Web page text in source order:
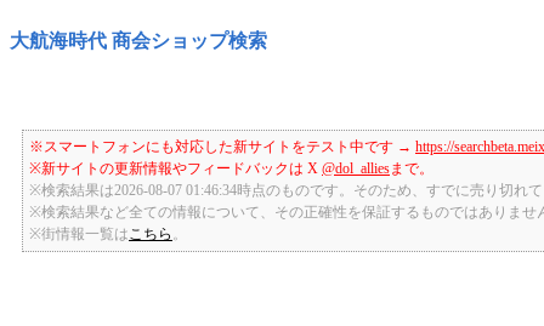
大航海時代 商会ショップ検索
※スマートフォンにも対応した新サイトをテスト中です → https://
※新サイトの更新情報やフィードバックは X @dol_alliesまで。
※検索結果は2026-08-07 01:46:34時点のものです。そのため、すでに売り切れ
※検索結果など全ての情報について、その正確性を保証するものではありませ
※街情報一覧は こちら